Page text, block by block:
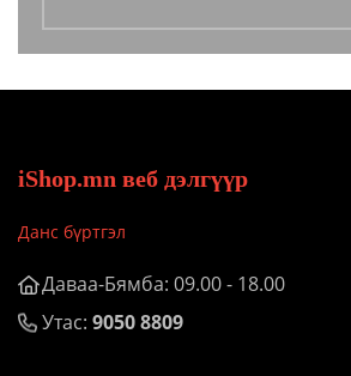
iShop.mn веб дэлгүүр
Данс бүртгэл
Даваа-Бямба: 09.00 - 18.00
Утас: 9050 8809